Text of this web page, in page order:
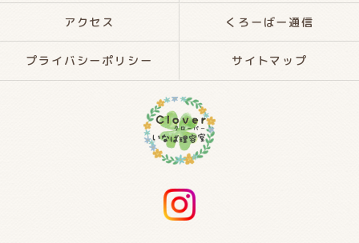
アクセス くろーばー通信
プライバシーポリシー サイトマップ